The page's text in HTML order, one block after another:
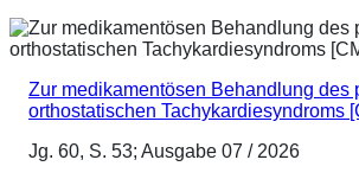
Zur medikamentösen Behandlung des
orthostatischen Tachykardiesyndroms
Jg. 60, S. 53; Ausgabe 07 / 2026